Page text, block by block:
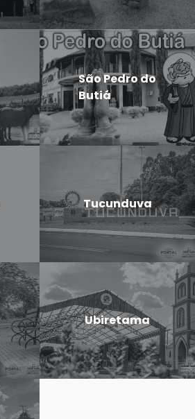
São Pedro do
Butiá
Tucunduva
Ubiretama